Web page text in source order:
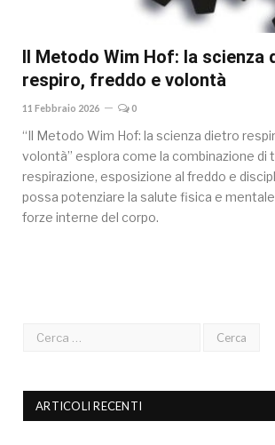
Il Metodo Wim Hof: la scienza
respiro, freddo e volontà
11 Febbraio 2026 0
“Il Metodo Wim Hof: la scienza dietro
volontà” esplora come la combinazione di
respirazione, esposizione al freddo e
possa potenziare la salute fisica e
forze interne del corpo.
ARTICOLI RECENTI